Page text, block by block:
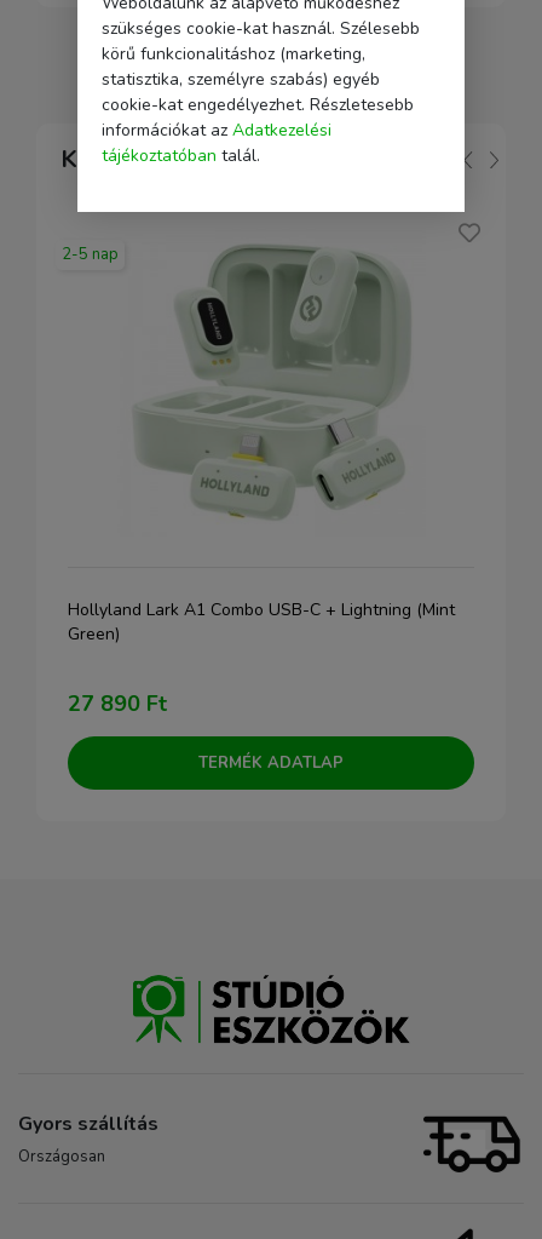
Kapcsolódó
2-5 nap
Hollyland Lark A1 Combo USB-C + Lightning (Mint
Green)
27 890 Ft
TERMÉK ADATLAP
Gyors szállítás
Országosan
szükséges cookie-kat használ. Szélesebb
körű funkcionalitáshoz (marketing,
statisztika, személyre szabás) egyéb
cookie-kat engedélyezhet. Részletesebb
információkat az Adatkezelési
tájékoztatóban talál.